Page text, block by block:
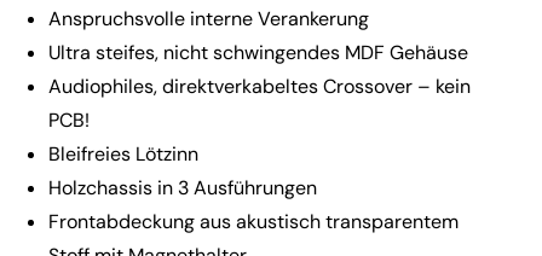
Anspruchsvolle interne Verankerung
Ultra steifes, nicht schwingendes MDF Gehäuse
Audiophiles, direktverkabeltes Crossover – kein
PCB!
Bleifreies Lötzinn
Holzchassis in 3 Ausführungen
Frontabdeckung aus akustisch transparentem